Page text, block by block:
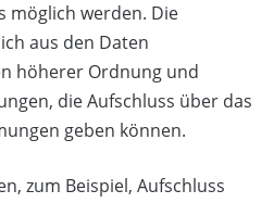
möglich werden. Die
aus den Daten
höherer Ordnung und
die Aufschluss über das
geben können.
zum Beispiel, Aufschluss